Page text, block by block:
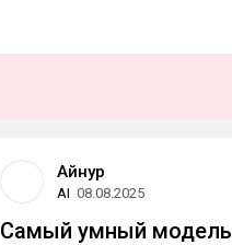
Айнур
AI 08.08.2025
Самый умный модель